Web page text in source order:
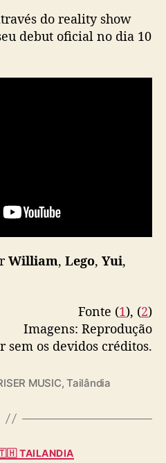
d
o
do reality show
debut oficial no dia 10
William, Lego, Yui,
Fonte (1), (2)
Imagens: Reprodução
sem os devidos créditos.
MUSIC,Tailândia
CTAILANDIA